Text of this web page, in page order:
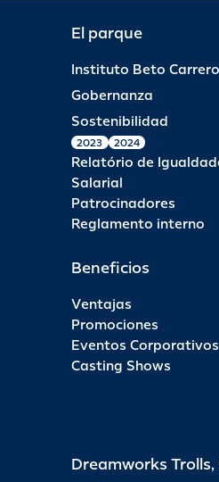
El parque
Instituto Beto Carrero
Gobernanza
Sostenibilidad
2023 2024
Relatório de
Salarial
Patrocinadores
Reglamento interno
Beneficios
Ventajas
Promociones
Eventos Corporativos
Casting Shows
Dreamworks